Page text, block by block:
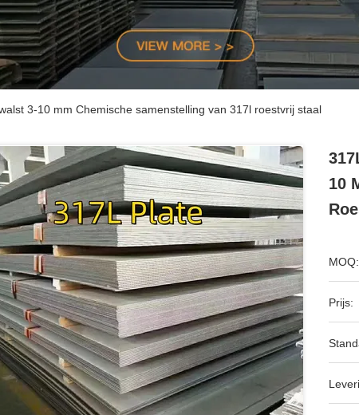
3-10 mm Chemische samenstelling van 317l roestvrij staal
10
MOQ:
Prijs: